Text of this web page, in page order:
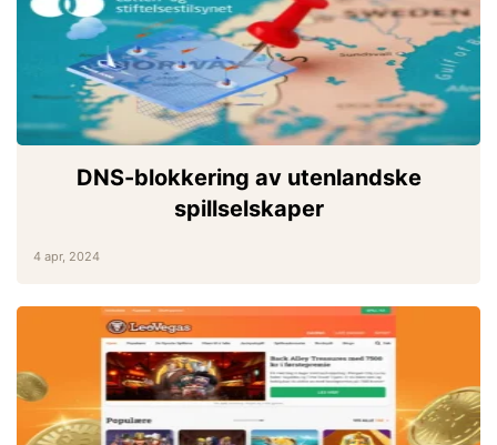
DNS-blokkering av utenlandske
spillselskaper
4 apr, 2024